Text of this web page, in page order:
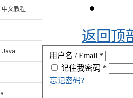
返回顶
中文教程
Java
用户名 / Email *
密码 *
记住我
忘记密码?